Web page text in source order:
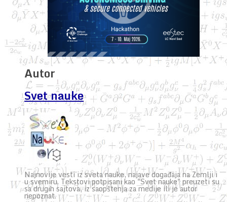
Autor
Svet nauke
Najnovije vesti iz sveta nauke, najave događaja na Zemlji i
u svemiru. Tekstovi potpisani kao "Svet nauke" preuzeti su
sa drugih sajtova, iz saopštenja za medije ili je autor
nepoznat.